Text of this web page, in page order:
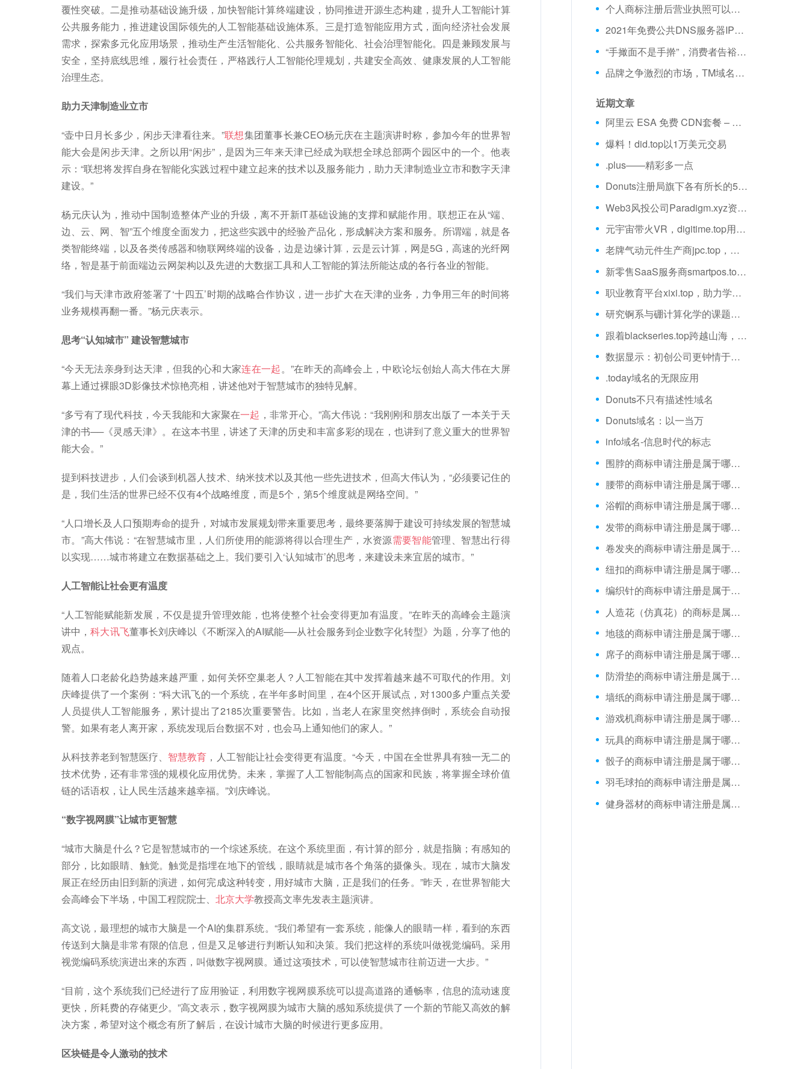
覆性突破。二是推动基础设施升级，加快智能计算终端建设，协同推进开源生态构建，提升人工智能计算
公共服务能力，推进建设国际领先的人工智能基础设施体系。三是打造智能应用方式，面向经济社会发展
需求，探索多元化应用场景，推动生产生活智能化、公共服务智能化、社会治理智能化。四是兼顾发展与
安全，坚持底线思维，履行社会责任，严格践行人工智能伦理规划，共建安全高效、健康发展的人工智能
治理生态。
助力天津制造业立市
“壶中日月长多少，闲步天津看往来。”联想集团董事长兼CEO杨元庆在主题演讲时称，参加今年的世界智
能大会是闲步天津。之所以用“闲步”，是因为三年来天津已经成为联想全球总部两个园区中的一个。他表
示：“联想将发挥自身在智能化实践过程中建立起来的技术以及服务能力，助力天津制造业立市和数字天津
建设。”
杨元庆认为，推动中国制造整体产业的升级，离不开新IT基础设施的支撑和赋能作用。联想正在从“端、
边、云、网、智”五个维度全面发力，把这些实践中的经验产品化，形成解决方案和服务。所谓端，就是各
类智能终端，以及各类传感器和物联网终端的设备，边是边缘计算，云是云计算，网是5G，高速的光纤网
络，智是基于前面端边云网架构以及先进的大数据工具和人工智能的算法所能达成的各行各业的智能。
“我们与天津市政府签署了‘十四五’时期的战略合作协议，进一步扩大在天津的业务，力争用三年的时间将
业务规模再翻一番。”杨元庆表示。
思考“认知城市” 建设智慧城市
“今天无法亲身到达天津，但我的心和大家连在一起。”在昨天的高峰会上，中欧论坛创始人高大伟在大屏
幕上通过裸眼3D影像技术惊艳亮相，讲述他对于智慧城市的独特见解。
“多亏有了现代科技，今天我能和大家聚在一起 ，非常开心。”高大伟说：“我刚刚和朋友出版了一本关于天
津的书──《灵感天津》。在这本书里，讲述了天津的历史和丰富多彩的现在，也讲到了意义重大的世界智
能大会。”
提到科技进步，人们会谈到机器人技术、纳米技术以及其他一些先进技术，但高大伟认为，“必须要记住的
是，我们生活的世界已经不仅有4个战略维度，而是5个，第5个维度就是网络空间。”
“人口增长及人口预期寿命的提升，对城市发展规划带来重要思考，最终要落脚于建设可持续发展的智慧城
市。”高大伟说：“在智慧城市里，人们所使用的能源将得以合理生产，水资源需要智能管理、智慧出行得
以实现……城市将建立在数据基础之上。我们要引入‘认知城市’的思考，来建设未来宜居的城市。”
人工智能让社会更有温度
“人工智能赋能新发展，不仅是提升管理效能，也将使整个社会变得更加有温度。”在昨天的高峰会主题演
讲中，科大讯飞董事长刘庆峰以《不断深入的AI赋能──从社会服务到企业数字化转型》为题，分享了他的
观点。
随着人口老龄化趋势越来越严重，如何关怀空巢老人？人工智能在其中发挥着越来越不可取代的作用。刘
庆峰提供了一个案例：“科大讯飞的一个系统，在半年多时间里，在4个区开展试点，对1300多户重点关爱
人员提供人工智能服务，累计提出了2185次重要警告。比如，当老人在家里突然摔倒时，系统会自动报
警。如果有老人离开家，系统发现后台数据不对，也会马上通知他们的家人。”
从科技养老到智慧医疗、 智慧教育 ，人工智能让社会变得更有温度。“今天，中国在全世界具有独一无二的
技术优势，还有非常强的规模化应用优势。未来，掌握了人工智能制高点的国家和民族，将掌握全球价值
链的话语权，让人民生活越来越幸福。”刘庆峰说。
“数字视网膜”让城市更智慧
“城市大脑是什么？它是智慧城市的一个综述系统。在这个系统里面，有计算的部分，就是指脑；有感知的
部分，比如眼睛、触觉。触觉是指埋在地下的管线，眼睛就是城市各个角落的摄像头。现在，城市大脑发
展正在经历由旧到新的演进，如何完成这种转变，用好城市大脑，正是我们的任务。”昨天，在世界智能大
会高峰会下半场，中国工程院院士、 北京大学教授高文率先发表主题演讲。
高文说，最理想的城市大脑是一个AI的集群系统。“我们希望有一套系统，能像人的眼睛一样，看到的东西
传送到大脑是非常有限的信息，但是又足够进行判断认知和决策。我们把这样的系统叫做视觉编码。采用
视觉编码系统演进出来的东西，叫做数字视网膜。通过这项技术，可以使智慧城市往前迈进一大步。”
“目前，这个系统我们已经进行了应用验证，利用数字视网膜系统可以提高道路的通畅率，信息的流动速度
更快，所耗费的存储更少。”高文表示，数字视网膜为城市大脑的感知系统提供了一个新的节能又高效的解
决方案，希望对这个概念有所了解后，在设计城市大脑的时候进行更多应用。
区块链是令人激动的技术
个人商标注册后营业执照可以注销吗
2021年免费公共DNS服务器IP地址测评和分享（IPV4/IPV6）
“手撖面不是手擀”，消费者告裕湘食品获赔15.8万元…
品牌之争激烈的市场，TM域名帮助脱颖而出
近期文章
阿里云 ESA 免费 CDN套餐 – 不限流量、全球加速 免费购买分享
爆料！did.top以1万美元交易
.plus——精彩多一点
Donuts注册局旗下各有所长的5大域名
Web3风投公司Paradigm.xyz资金量超25亿美元
元宇宙带火VR，digitime.top用VR推动教育创新
老牌气动元件生产商jpc.top，将“中国造”带向世界
新零售SaaS服务商smartpos.top，为中小商户数字化赋能
职业教育平台xixi.top，助力学员能力提升
研究锕系与硼计算化学的课题组cabc.top
跟着blackseries.top跨越山海，享受旅途时光
数据显示：初创公司更钟情于描述性域名
.today域名的无限应用
Donuts不只有描述性域名
Donuts域名：以一当万
info域名-信息时代的标志
围脖的商标申请注册是属于哪一类？
腰带的商标申请注册是属于哪一类？
浴帽的商标申请注册是属于哪一类？
发带的商标申请注册是属于哪一类
卷发夹​的商标申请注册是属于哪一类？
纽扣的商标申请注册是属于哪一类？
编织针​的商标申请注册是属于哪一类？
人造花（仿真花）的商标是属于哪一类？
地毯的商标申请注册是属于哪一类？
席子的商标申请注册是属于哪一类？
防滑垫的商标申请注册是属于哪一类？
墙纸的商标申请注册是属于哪一类？
游戏机商标申请注册是属于哪一类？
玩具的商标申请注册是属于哪一类？
骰子的商标申请注册是属于哪一类？
羽毛球拍的商标申请注册是属于哪一类？
健身器材的商标申请注册是属于哪一类？